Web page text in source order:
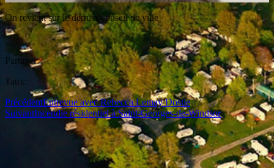
On revient sur le dernier conseil de ville
Partager:
Taux:
PrécédentEntrevue avec Rebecca Lemay Dostie
SuivantIncendie résidentiel à Saint-Georges-de-Windsor